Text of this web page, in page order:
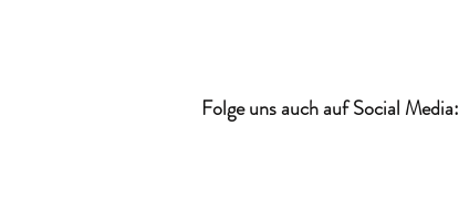
Folge uns auch auf Social Media: